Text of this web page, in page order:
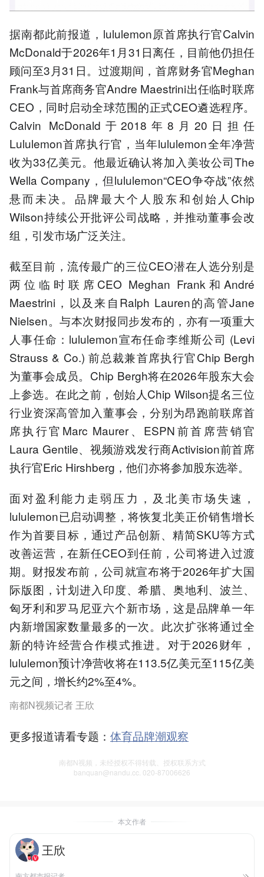
据南都此前报道，lululemon原首席执行官Calvin
McDonald于2026年1月31日离任，目前他仍担任
顾问至3月31日。过渡期间，首席财务官Meghan
Frank与首席商务官Andre Maestrini出任临时联席
CEO，同时启动全球范围的正式CEO遴选程序。
Calvin McDonald于2018年8月20日担任
Lululemon首席执行官，当年lululemon全年净营
收为33亿美元。他最近确认将加入美妆公司The
Wella Company，但lululemon“CEO争夺战”依然
悬而未决。品牌最大个人股东和创始人Chip
Wilson持续公开批评公司战略，并推动董事会改
组，引发市场广泛关注。
截至目前，流传最广的三位CEO潜在人选分别是
两位临时联席CEO Meghan Frank和André
Maestrini，以及来自Ralph Lauren的高管Jane
Nielsen。与本次财报同步发布的，亦有一项重大
人事任命：lululemon宣布任命李维斯公司 (Levi
Strauss & Co.) 前总裁兼首席执行官Chip Bergh
为董事会成员。Chip Bergh将在2026年股东大会
上参选。在此之前，创始人Chip Wilson提名三位
行业资深高管加入董事会，分别为昂跑前联席首
席执行官Marc Maurer、ESPN前首席营销官
Laura Gentile、视频游戏发行商Activision前首席
执行官Eric Hirshberg，他们亦将参加股东选举。
面对盈利能力走弱压力，及北美市场失速，
lululemon已启动调整，将恢复北美正价销售增长
作为首要目标，通过产品创新、精简SKU等方式
改善运营，在新任CEO到任前，公司将进入过渡
期。财报发布前，公司就宣布将于2026年扩大国
际版图，计划进入印度、希腊、奥地利、波兰、
匈牙利和罗马尼亚六个新市场，这是品牌单一年
内新增国家数量最多的一次。此次扩张将通过全
新的特许经营合作模式推进。对于2026财年，
lululemon预计净营收将在113.5亿美元至115亿美
元之间，增长约2%至4%。
南都N视频记者 王欣
更多报道请看专题： 体育品牌潮观察
南都N视频，未经授权不得转载、授权联系方式
banquan@nandu.cc. 020-87006626
本文作者
王欣